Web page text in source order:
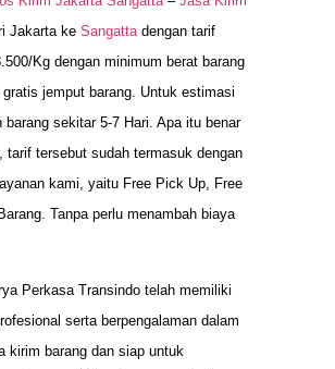
Jakarta ke Sangatta dengan tarif
Kg dengan minimum berat barang
gratis jemput barang. Untuk estimasi
barang sekitar 5-7 Hari. Apa itu benar
tarif tersebut sudah termasuk dengan
kami, yaitu Free Pick Up, Free
Tanpa perlu menambah biaya
Perkasa Transindo telah memiliki
serta berpengalaman dalam
kirim barang dan siap untuk